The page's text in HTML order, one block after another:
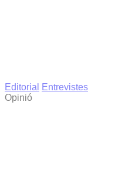
Editorial
Entrevistes
Opinió